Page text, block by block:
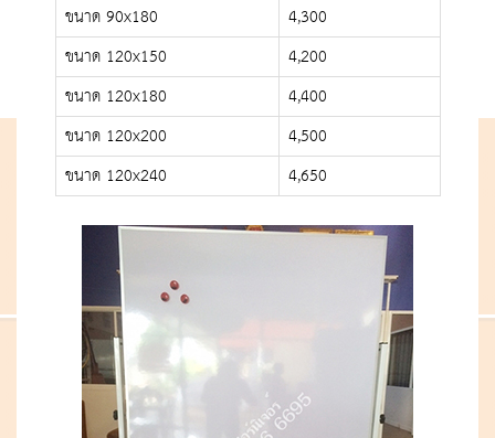
ขนาด 90x180
4,300
ขนาด 120x150
4,200
ขนาด 120x180
4,400
ขนาด 120x200
4,500
ขนาด 120x240
4,650